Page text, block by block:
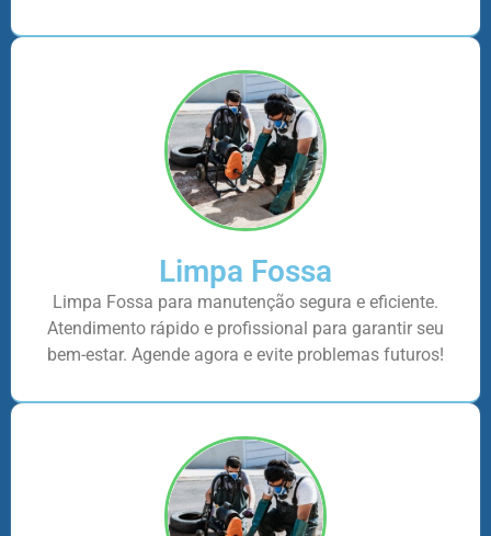
Limpa Fossa
Limpa Fossa para manutenção segura e eficiente.
Atendimento rápido e profissional para garantir seu
bem-estar. Agende agora e evite problemas futuros!